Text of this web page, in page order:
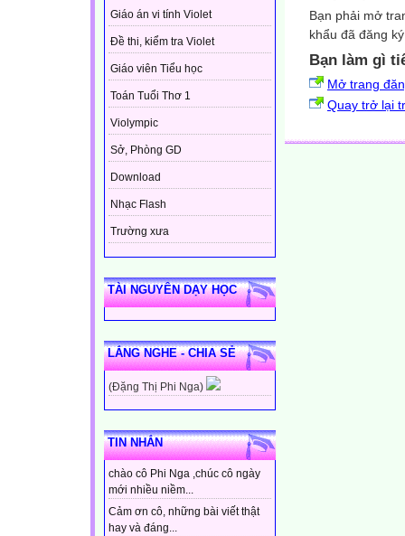
Giáo án vi tính Violet
Đề thi, kiểm tra Violet
Giáo viên Tiểu học
Toán Tuổi Thơ 1
Violympic
Sở, Phòng GD
Download
Nhạc Flash
Trường xưa
TÀI NGUYÊN DẠY HỌC
LẮNG NGHE - CHIA SẺ
(Đặng Thị Phi Nga)
TIN NHẮN
chào cô Phi Nga ,chúc cô ngày
mới nhiều niềm...
Cảm ơn cô, những bài viết thật
hay và đáng...
Bạn phải mở
khẩu đã đăng
Bạn làm gì
Mở trang
Quay trở lại